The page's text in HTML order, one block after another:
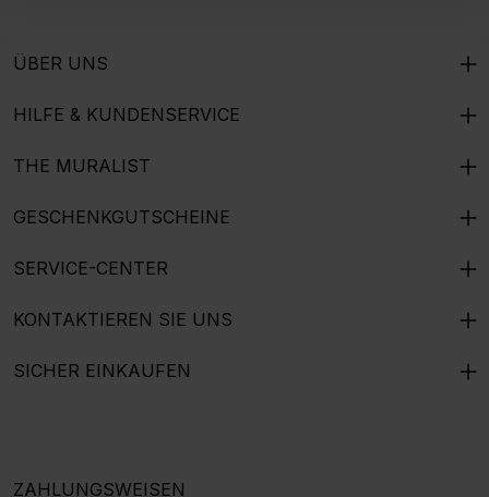
ÜBER UNS
HILFE & KUNDENSERVICE
THE MURALIST
GESCHENKGUTSCHEINE
SERVICE-CENTER
KONTAKTIEREN SIE UNS
SICHER EINKAUFEN
ZAHLUNGSWEISEN